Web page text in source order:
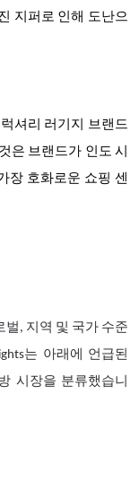
지퍼로 인해 도난으
셔리 러기지 브랜드
은 브랜드가 인도 시
장 호화로운 쇼핑 센
벌, 지역 및 국가 수준
는 아래에 언급된
시장을 분류했습니